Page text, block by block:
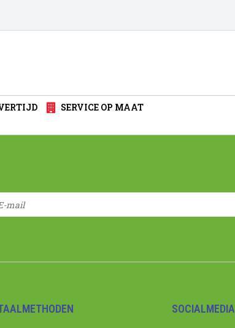
SERVICE OP MAAT
SOCIALMEDIA